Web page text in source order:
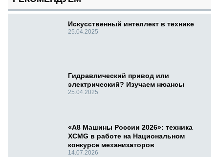
Искусственный интеллект в технике
25.04.2025
Гидравлический привод или
электрический? Изучаем нюансы
25.04.2025
«А8 Машины России 2026»: техника
XCMG в работе на Национальном
конкурсе механизаторов
14.07.2026